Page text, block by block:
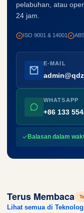
pelabuhan, atau
24 jam.
ISO 9001 & 14001
E-MAIL
WHATSAPP
+86 133
Balasan dalam
Terus Membaca
Lihat semua di